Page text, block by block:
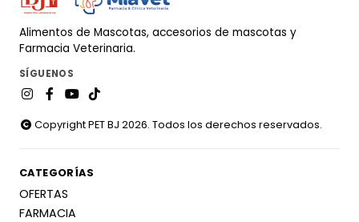
Alimentos de Mascotas, accesorios de mascotas y
Farmacia Veterinaria.
SÍGUENOS
Copyright PET BJ 2026. Todos los derechos reservados.
CATEGORÍAS
OFERTAS
FARMACIA